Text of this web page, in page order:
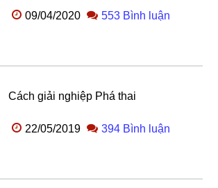
09/04/2020 553 Bình luận
Cách giải nghiệp Phá thai
22/05/2019 394 Bình luận